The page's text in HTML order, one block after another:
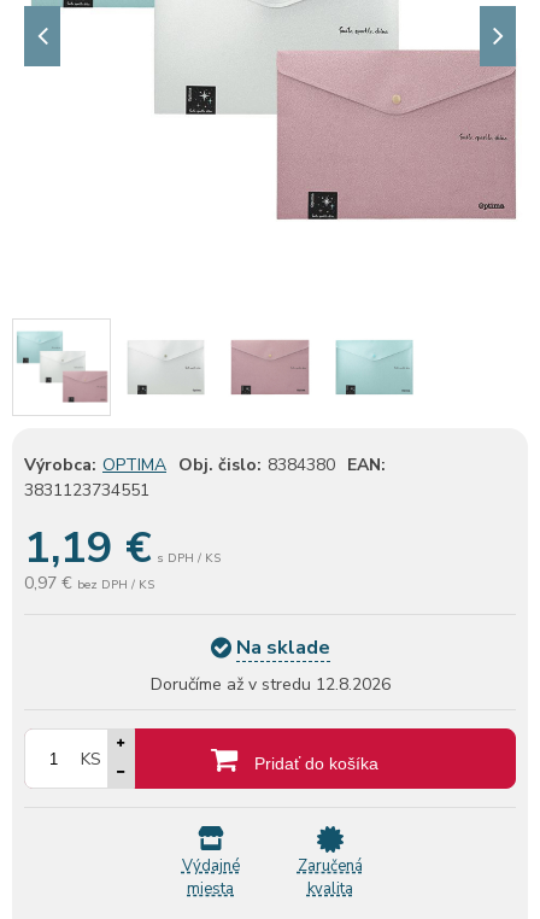
Výrobca: OPTIMA Obj. čislo: 8384380 EAN:
3831123734551
1,19 € s DPH / KS
0,97 € bez DPH / KS
Na sklade
Doručíme až v stredu 12.8.2026
KS Pridať do košíka
Výdajné
miesta
Zaručená
kvalita